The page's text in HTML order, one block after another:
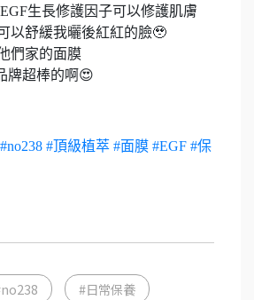
生長修護因子可以修護肌膚
以舒緩我曬後紅紅的臉🥹
們家的面膜
牌超棒的啊😍
#no238 #頂級植萃 #面膜 #EGF #保
#日常保養